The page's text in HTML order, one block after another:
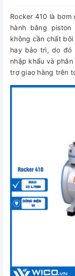
Rocker 410 là
hành bằng
không cần chất
hay bảo trì, do đó
nhập khẩu và
trợ giao hàng trên